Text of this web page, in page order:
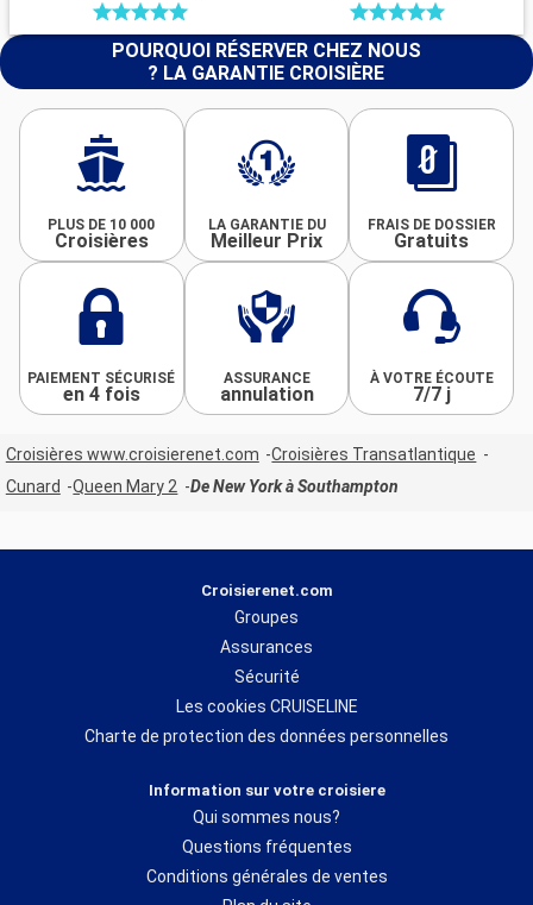
POURQUOI RÉSERVER CHEZ NOUS
? LA GARANTIE CROISIÈRE
PLUS DE 10 000
Croisières
LA GARANTIE DU
Meilleur Prix
FRAIS DE DOSSIER
Gratuits
PAIEMENT SÉCURISÉ
en 4 fois
ASSURANCE
annulation
À VOTRE ÉCOUTE
7/7 j
Croisières www.croisierenet.com
Croisières Transatlantique
Cunard
Queen Mary 2 De New York à Southampton
Croisierenet.com
Groupes
Assurances
Sécurité
Les cookies CRUISELINE
Charte de protection des données personnelles
Information sur votre croisiere
Qui sommes nous?
Questions fréquentes
Conditions générales de ventes